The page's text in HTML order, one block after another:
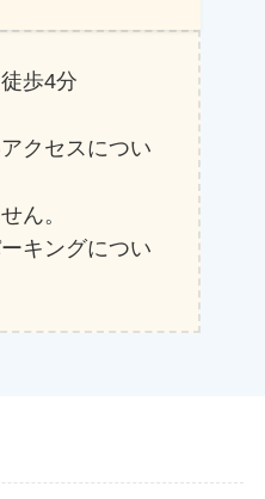
歩4分
クセスについ
ん。
キングについ